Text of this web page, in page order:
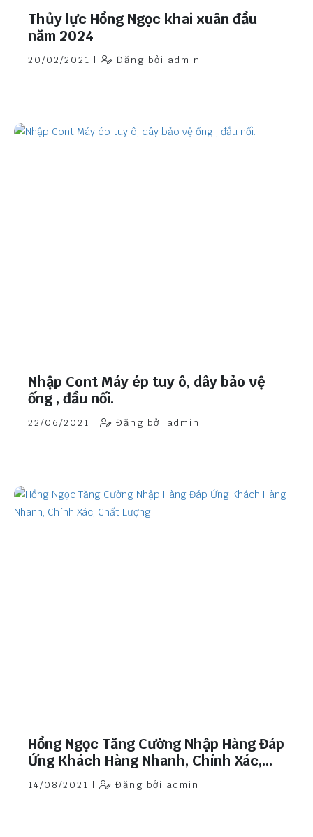
Thủy lực Hồng Ngọc khai xuân đầu
năm 2024
20/02/2021 | Đăng bởi admin
Nhập Cont Máy ép tuy ô, dây bảo vệ
ống , đầu nối.
22/06/2021 | Đăng bởi admin
Hồng Ngọc Tăng Cường Nhập Hàng Đáp
Ứng Khách Hàng Nhanh, Chính Xác,
Chất Lượng.
14/08/2021 | Đăng bởi admin